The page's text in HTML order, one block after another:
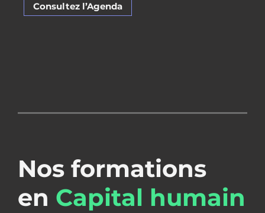
Consultez l’Agenda
Nos formations
en Capital humain